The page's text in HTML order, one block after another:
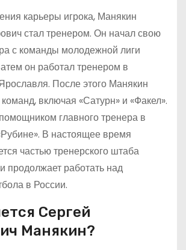
карьеры игрока, Манякин
стал тренером. Он начал свою
с команды молодежной лиги
он работал тренером в
После этого Манякин
включая «Сатурн» и «Факел».
главного тренера в
В настоящее время
частью тренерского штаба
продолжает работать над
в России.
Сергей
Манякин?